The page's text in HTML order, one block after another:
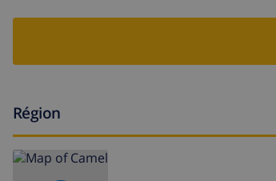
Région